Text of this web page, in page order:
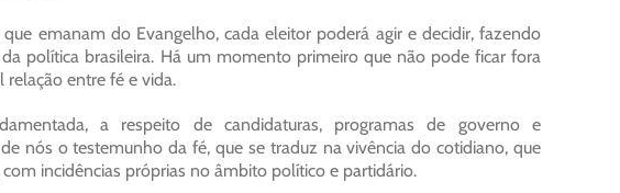
emanam do Evangelho, cada eleitor poderá agir e decidir, fazendo
política brasileira. Há um momento primeiro que não pode ficar fora
relação entre fé e vida.
a respeito de candidaturas, programas de governo e
nós o testemunho da fé, que se traduz na vivência do cotidiano, que
incidências próprias no âmbito político e partidário.